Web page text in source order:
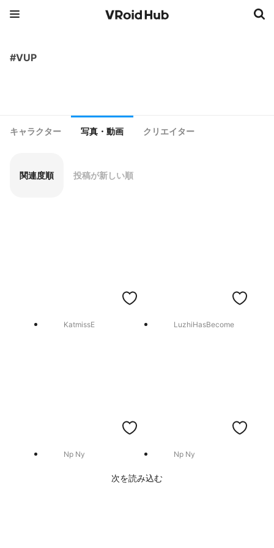
#VUP
キャラクター 写真・動画 クリエイター
関連度順 投稿が新しい順
KatmissE LuzhiHasBecome
Np Ny Np Ny
次を読み込む